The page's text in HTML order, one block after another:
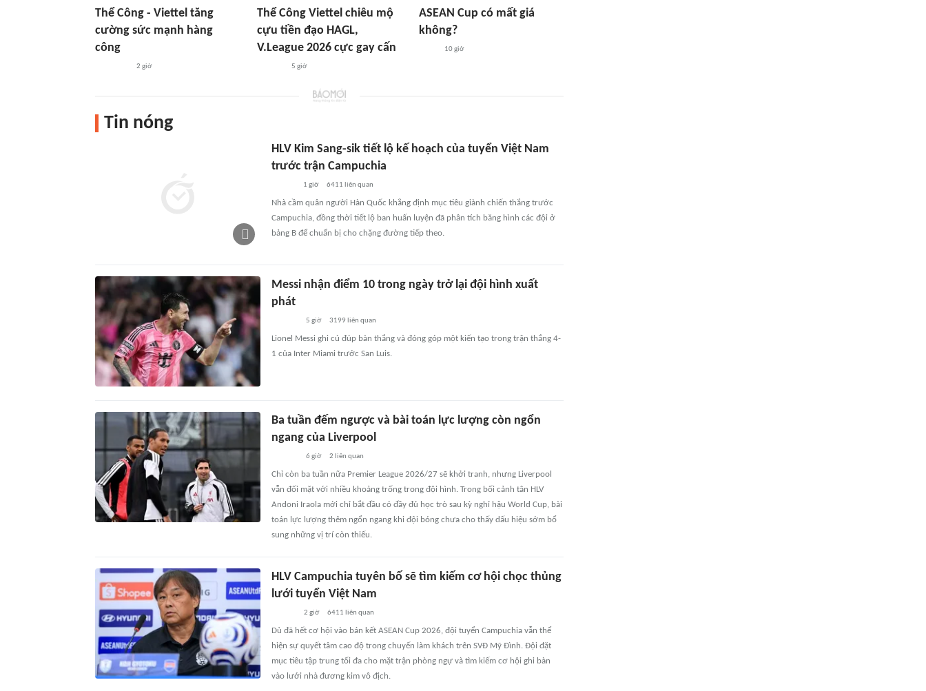
Thể Công - Viettel tăng
cường sức mạnh hàng
công
2 giờ
Thể Công Viettel chiêu mộ
cựu tiền đạo HAGL,
V.League 2026 cực gay cấn
5 giờ
ASEAN Cup có mất giá
không?
10 giờ
Tin nóng
HLV Kim Sang-sik tiết lộ kế hoạch của tuyển Việt Nam
trước trận Campuchia
1 giờ 6411 liên quan
Nhà cầm quân người Hàn Quốc khẳng định mục tiêu giành chiến thắng trước
Campuchia, đồng thời tiết lộ ban huấn luyện đã phân tích băng hình các đội ở
bảng B để chuẩn bị cho chặng đường tiếp theo.
Messi nhận điểm 10 trong ngày trở lại đội hình xuất
phát
5 giờ 3199 liên quan
Lionel Messi ghi cú đúp bàn thắng và đóng góp một kiến tạo trong trận thắng 4-
1 của Inter Miami trước San Luis.
Ba tuần đếm ngược và bài toán lực lượng còn ngổn
ngang của Liverpool
6 giờ 2 liên quan
Chỉ còn ba tuần nữa Premier League 2026/27 sẽ khởi tranh, nhưng Liverpool
vẫn đối mặt với nhiều khoảng trống trong đội hình. Trong bối cảnh tân HLV
Andoni Iraola mới chỉ bắt đầu có đầy đủ học trò sau kỳ nghỉ hậu World Cup, bài
toán lực lượng thêm ngổn ngang khi đội bóng chưa cho thấy dấu hiệu sớm bổ
sung những vị trí còn thiếu.
HLV Campuchia tuyên bố sẽ tìm kiếm cơ hội chọc thủng
lưới tuyển Việt Nam
2 giờ 6411 liên quan
Dù đã hết cơ hội vào bán kết ASEAN Cup 2026, đội tuyển Campuchia vẫn thể
hiện sự quyết tâm cao độ trong chuyến làm khách trên SVĐ Mỹ Đình. Đội đặt
mục tiêu tập trung tối đa cho mặt trận phòng ngự và tìm kiếm cơ hội ghi bàn
vào lưới nhà đương kim vô địch.